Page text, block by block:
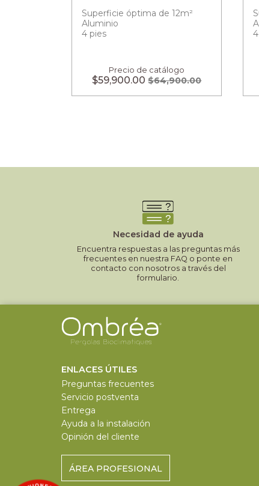
Superficie óptima de 12m²
Aluminio
4 pies
Precio de catálogo
$59,900.00 $64,900.00
Necesidad de ayuda
Encuentra respuestas a las preguntas más
frecuentes en nuestra FAQ o ponte en
contacto con nosotros a través del
formulario.
ENLACES ÚTILES
Preguntas frecuentes
Servicio postventa
Entrega
Ayuda a la instalación
Opinión del cliente
ÁREA PROFESIONAL